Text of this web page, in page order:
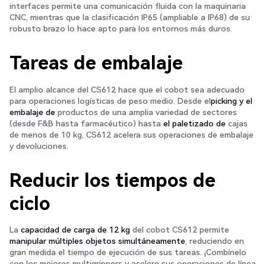
interfaces permite una comunicación fluida con la maquinaria
CNC, mientras que la clasificación IP65 (ampliable a IP68) de su
robusto brazo lo hace apto para los entornos más duros.
Tareas de embalaje
El amplio alcance del CS612 hace que el cobot sea adecuado
para operaciones logísticas de peso medio. Desde elpicking y el
embalaje de productos de una amplia variedad de sectores
(desde F&B hasta farmacéutico) hasta el paletizado decajas
de menos de 10 kg, CS612 acelera sus operaciones de embalaje
y devoluciones.
Reducir los tiempos de
ciclo
La capacidad de carga de 12 kg del cobot CS612 permite
manipular múltiples objetos simultáneamente, reduciendo en
gran medida el tiempo de ejecución de sus tareas. ¡Combínelo